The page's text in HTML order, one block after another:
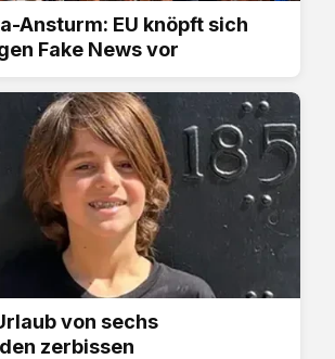
Ansturm: EU knöpft sich
Fake News vor
von sechs
zerbissen